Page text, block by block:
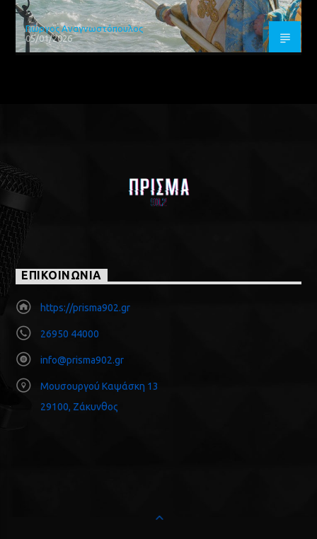
Γιώργος Αναγνωστόπουλος
05/01/2026
ΕΠΙΚΟΙΝΩΝΙΑ
https://prisma902.gr
26950 44000
info@prisma902.gr
Μουσουργού Καψάσκη 13
29100, Ζάκυνθος